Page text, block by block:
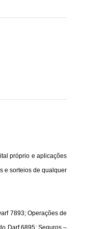
próprio e aplicações
e sorteios de qualquer
7893; Operações de
Darf 6895; Seguros –